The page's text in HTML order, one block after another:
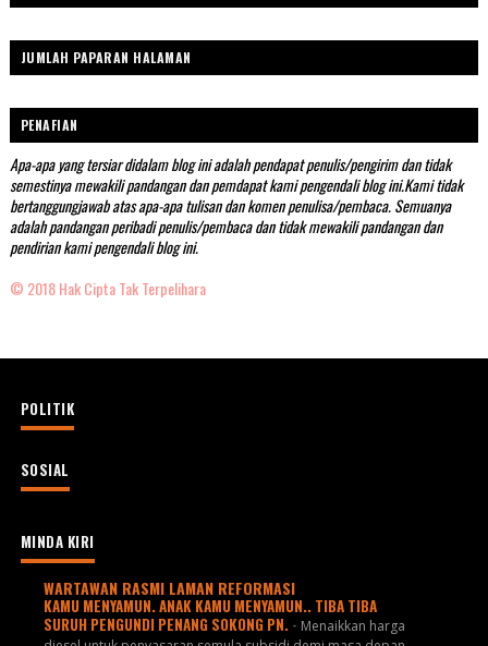
JUMLAH PAPARAN HALAMAN
PENAFIAN
Apa-apa yang tersiar didalam blog ini adalah pendapat penulis/pengirim dan tidak
semestinya mewakili pandangan dan pemdapat kami pengendali blog ini.Kami tidak
bertanggungjawab atas apa-apa tulisan dan komen penulisa/pembaca. Semuanya
adalah pandangan peribadi penulis/pembaca dan tidak mewakili pandangan dan
pendirian kami pengendali blog ini.
© 2018 Hak Cipta Tak Terpelihara
POLITIK
SOSIAL
MINDA KIRI
WARTAWAN RASMI LAMAN REFORMASI
KAMU MENYAMUN. ANAK KAMU MENYAMUN.. TIBA TIBA
SURUH PENGUNDI PENANG SOKONG PN. - Menaikkan harga